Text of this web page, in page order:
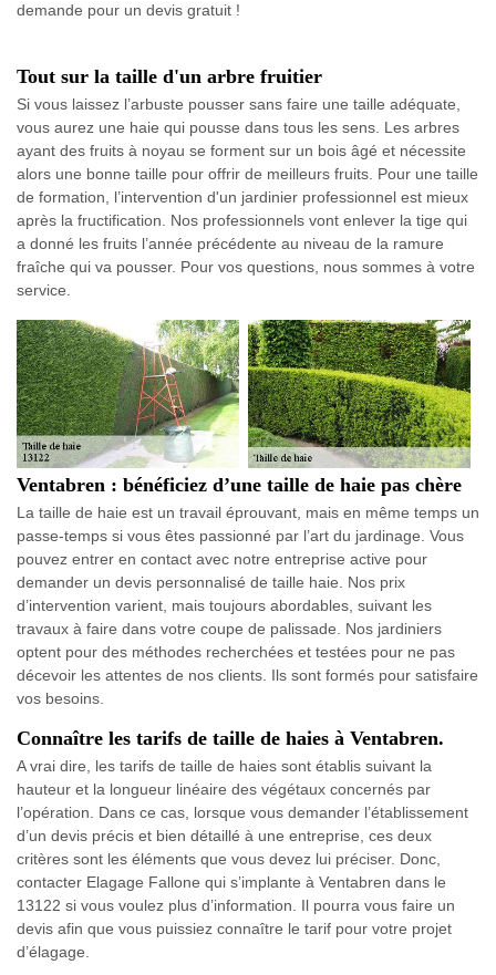
demande pour un devis gratuit !
Tout sur la taille d'un arbre fruitier
Si vous laissez l’arbuste pousser sans faire une taille adéquate,
vous aurez une haie qui pousse dans tous les sens. Les arbres
ayant des fruits à noyau se forment sur un bois âgé et nécessite
alors une bonne taille pour offrir de meilleurs fruits. Pour une taille
de formation, l’intervention d'un jardinier professionnel est mieux
après la fructification. Nos professionnels vont enlever la tige qui
a donné les fruits l’année précédente au niveau de la ramure
fraîche qui va pousser. Pour vos questions, nous sommes à votre
service.
Ventabren : bénéficiez d’une taille de haie pas chère
La taille de haie est un travail éprouvant, mais en même temps un
passe-temps si vous êtes passionné par l’art du jardinage. Vous
pouvez entrer en contact avec notre entreprise active pour
demander un devis personnalisé de taille haie. Nos prix
d’intervention varient, mais toujours abordables, suivant les
travaux à faire dans votre coupe de palissade. Nos jardiniers
optent pour des méthodes recherchées et testées pour ne pas
décevoir les attentes de nos clients. Ils sont formés pour satisfaire
vos besoins.
Connaître les tarifs de taille de haies à Ventabren.
A vrai dire, les tarifs de taille de haies sont établis suivant la
hauteur et la longueur linéaire des végétaux concernés par
l’opération. Dans ce cas, lorsque vous demander l’établissement
d’un devis précis et bien détaillé à une entreprise, ces deux
critères sont les éléments que vous devez lui préciser. Donc,
contacter Elagage Fallone qui s’implante à Ventabren dans le
13122 si vous voulez plus d’information. Il pourra vous faire un
devis afin que vous puissiez connaître le tarif pour votre projet
d’élagage.